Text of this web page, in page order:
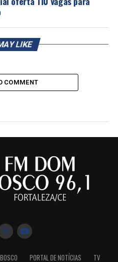
LIKE
COMMENT
PORTAL DE NOTÍCIAS TV